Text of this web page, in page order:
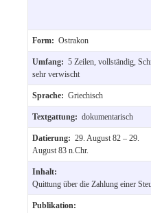
Form: Ostrakon
Umfang: 5 Zeilen, vollständig,
sehr verwischt
Sprache: Griechisch
Textgattung: dokumentarisch
Datierung: 29. August 82 – 29.
August 83 n.Chr.
Inhalt:
Quittung über die Zahlung einer
Publikation: